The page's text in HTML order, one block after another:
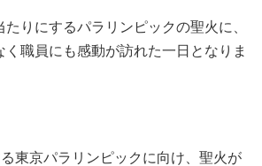
りにするパラリンピックの聖火に、
職員にも感動が訪れた一日となりま
東京パラリンピックに向け、聖火が